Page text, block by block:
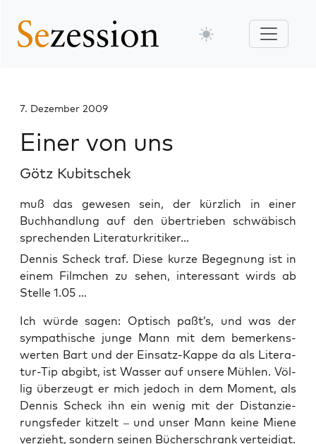
7. Dezember 2009
Einer von uns
Götz Kubitschek
muß das gewesen sein, der kürzlich in einer
Buchhandlung auf den übertrieben schwäbisch
sprechenden Literaturkritiker...
Den­nis Scheck traf. Die­se kur­ze Begeg­nung ist in
einem Film­chen zu sehen, inter­es­sant wirds ab
Stel­le 1.05 …
Ich wür­de sagen: Optisch paßt’s, und was der
sym­pa­thi­sche jun­ge Mann mit dem bemer­kens­
wer­ten Bart und der Ein­satz-Kap­pe da als Lite­ra­
tur-Tip abgibt, ist Was­ser auf unse­re Müh­len. Völ­
lig über­zeugt er mich jedoch in dem Moment, als
Den­nis Scheck ihn ein wenig mit der Distan­zie­
rungs­fe­der kit­zelt – und unser Mann kei­ne Mie­ne
ver­zieht, son­dern sei­nen Bücher­schrank verteidigt.